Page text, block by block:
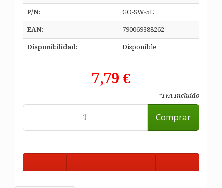
P/N: GO-SW-5E
EAN: 790069388262
Disponibilidad: Disponible
7,79 €
*IVA Incluido
Comprar